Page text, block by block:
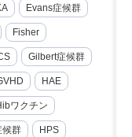
Evans症候群
Fisher
Gilbert症候群
HAE
ワクチン
候群 HPS